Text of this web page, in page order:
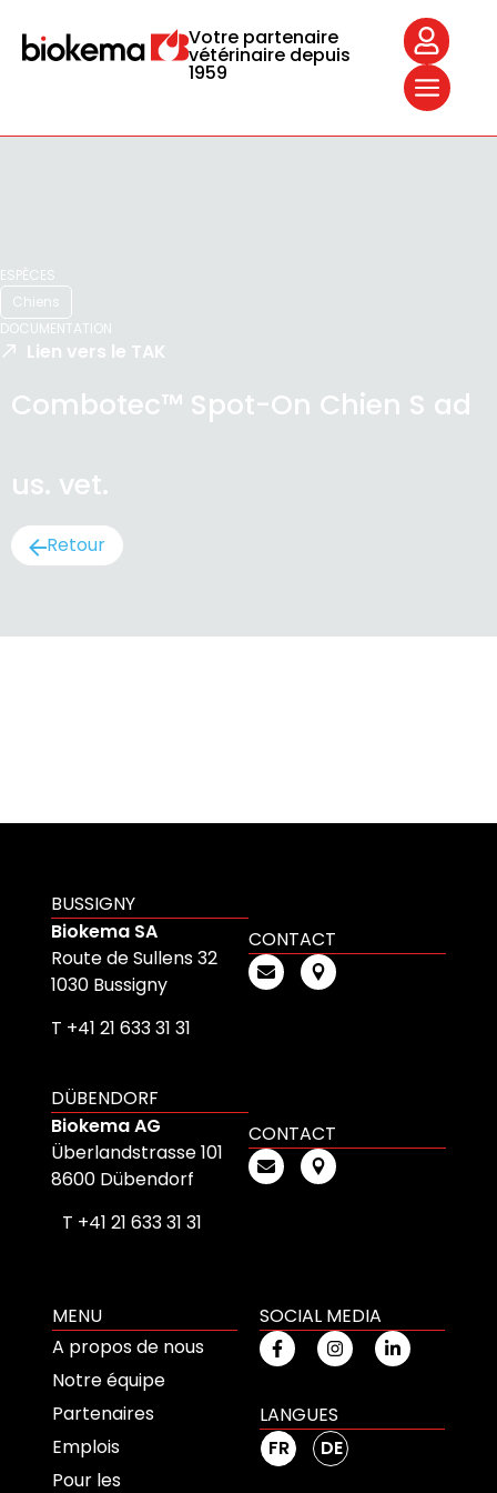
Votre partenaire
vétérinaire depuis
1959
ESPÈCES
Chiens
DOCUMENTATION
Lien vers le TAK
Combotec™ Spot-On Chien S ad
us. vet.
Retour
BUSSIGNY
Biokema SA
Route de Sullens 32
1030 Bussigny
T +41 21 633 31 31
CONTACT
DÜBENDORF
Biokema AG
Überlandstrasse 101
8600 Dübendorf
T +41 21 633 31 31
CONTACT
MENU
A propos de nous
Notre équipe
Partenaires
Emplois
Pour les
SOCIAL MEDIA
LANGUES
FR
DE